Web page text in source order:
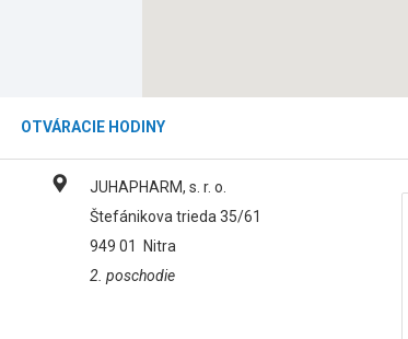
OTVÁRACIE HODINY
JUHAPHARM, s. r. o.
Štefánikova trieda 35/61
949 01
Nitra
2. poschodie